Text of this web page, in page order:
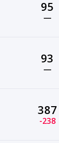
95
—
93
—
387
-238